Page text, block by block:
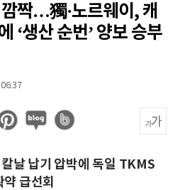
짝…獨·노르웨이, 캐
‘생산 순번’ 양보 승부
날 납기 압박에 독일 TKMS
급선회